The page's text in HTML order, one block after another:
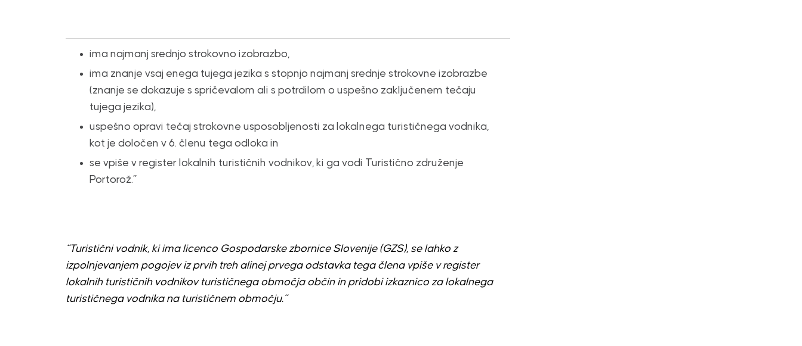
ima najmanj srednjo strokovno izobrazbo,
ima znanje vsaj enega tujega jezika s stopnjo najmanj srednje strokovne izobrazbe
(znanje se dokazuje s spričevalom ali s potrdilom o uspešno zaključenem tečaju
tujega jezika),
uspešno opravi tečaj strokovne usposobljenosti za lokalnega turističnega vodnika,
kot je določen v 6. členu tega odloka in
se vpiše v register lokalnih turističnih vodnikov, ki ga vodi Turistično združenje
Portorož.”
“Turistični vodnik, ki ima licenco Gospodarske zbornice Slovenije (GZS), se lahko z
izpolnjevanjem pogojev iz prvih treh alinej prvega odstavka tega člena vpiše v register
lokalnih turističnih vodnikov turističnega območja občin in pridobi izkaznico za lokalnega
turističnega vodnika na turističnem območju.”